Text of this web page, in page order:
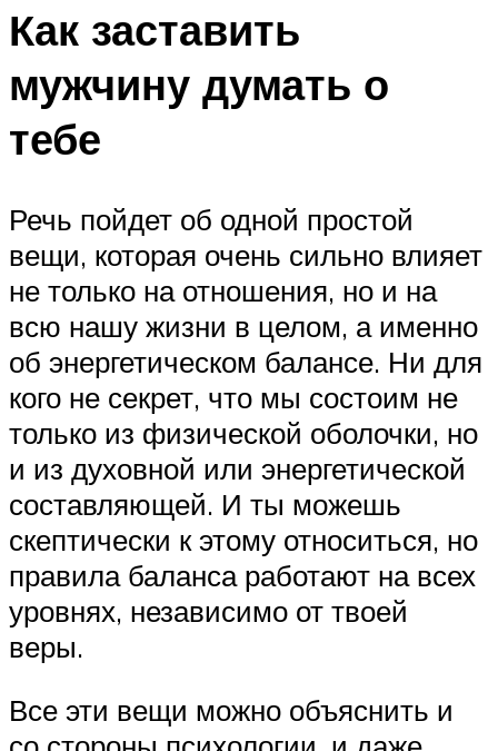
Как заставить
мужчину думать о
тебе
Речь пойдет об одной простой
вещи, которая очень сильно влияет
не только на отношения, но и на
всю нашу жизни в целом, а именно
об энергетическом балансе. Ни для
кого не секрет, что мы состоим не
только из физической оболочки, но
и из духовной или энергетической
составляющей. И ты можешь
скептически к этому относиться, но
правила баланса работают на всех
уровнях, независимо от твоей
веры.
Все эти вещи можно объяснить и